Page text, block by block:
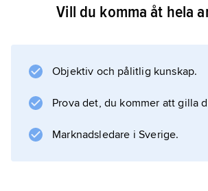
Området består av vulkaner
Ararat som är 3 896 meter. Den
Vill du komma åt hela
Objektiv och pålitlig kunskap.
Prova det, du kommer att gilla
Marknadsledare i Sverige.